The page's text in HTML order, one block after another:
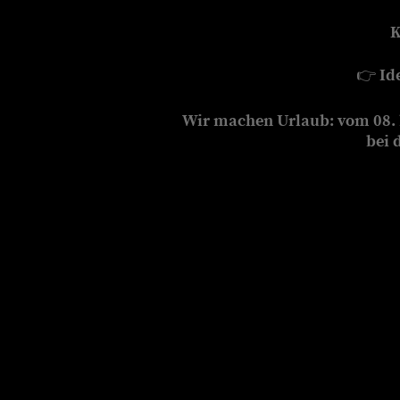
👉
Wir machen Urlaub: vom 08.
bei